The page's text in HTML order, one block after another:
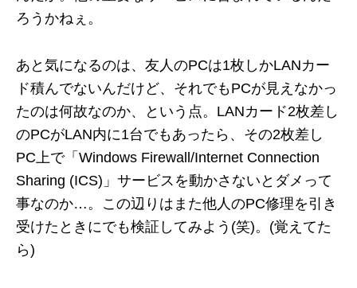
ろうかねぇ。
あと気になるのは、友人のPCは1枚しかLANカー
ド積んでないんだけど、それでもPCが見えなかっ
たのは何故なのか、という点。LANカード2枚差し
のPCがLAN内に1台でもあったら、その2枚差し
PC上で「Windows Firewall/Internet Connection
Sharing (ICS)」サービスを動かさないとダメって
事なのか…。この辺りはまた他人のPC修理を引き
受けたときにでも検証してみよう(笑)。(覚えてた
ら)